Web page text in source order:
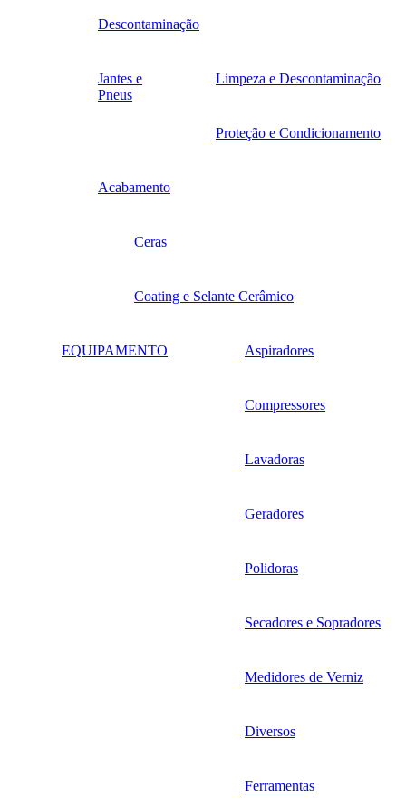
Descontaminação
Jantes e
Pneus
Limpeza e Descontaminação
Proteção e Condicionamento
Acabamento
Ceras
Coating e Selante Cerâmico
EQUIPAMENTO Aspiradores
Compressores
Lavadoras
Geradores
Polidoras
Secadores e Sopradores
Medidores de Verniz
Diversos
Ferramentas